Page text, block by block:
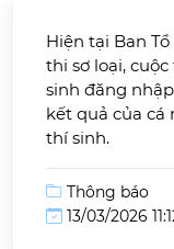
Hiện tại Ban
thi sơ loại,
sinh đăng
kết quả của
thí sinh.
Thông báo
13/03/2026